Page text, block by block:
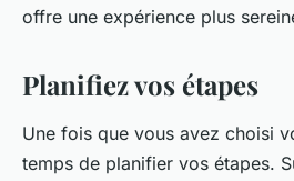
offre une expérience plus
Planifiez vos étapes
Une fois que vous avez choisi
temps de planifier vos étapes.